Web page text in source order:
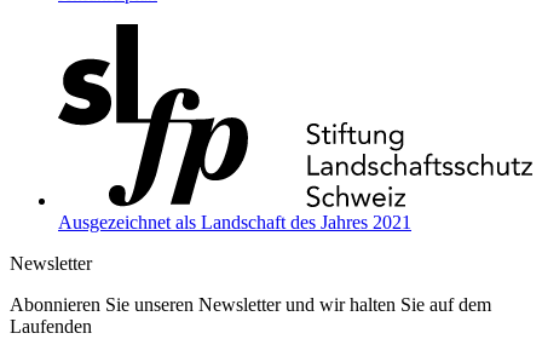
Ausgezeichnet als Landschaft des Jahres 2021
Newsletter
Abonnieren Sie unseren Newsletter und wir halten Sie auf dem
Laufenden